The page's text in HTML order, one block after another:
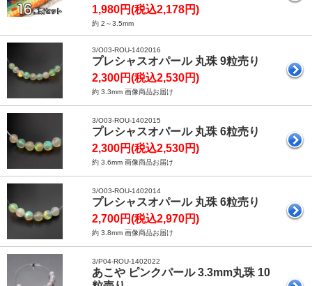
1,980円(税込2,178円)
約 2～3.5mm
3/O03-ROU-1402016
プレシャスオパール 丸珠 9粒売り
2,300円(税込2,530円)
約 3.3mm 画像商品お届け
3/O03-ROU-1402015
プレシャスオパール 丸珠 6粒売り
2,300円(税込2,530円)
約 3.6mm 画像商品お届け
3/O03-ROU-1402014
プレシャスオパール 丸珠 6粒売り
2,700円(税込2,970円)
約 3.8mm 画像商品お届け
3/P04-ROU-1402022
あこや ピンクパール 3.3mm丸珠 10